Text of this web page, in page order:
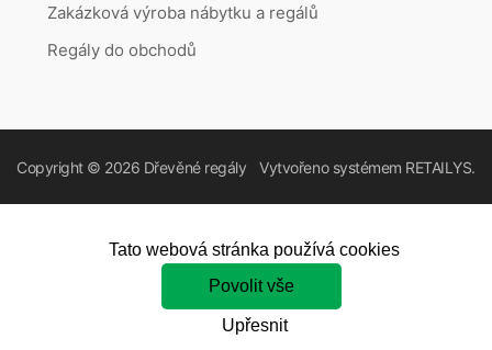
Zakázková výroba nábytku a regálů
Regály do obchodů
Copyright © 2026 Dřevěné regály Vytvořeno systémem RETAILYS.
Tato webová stránka používá cookies
Povolit vše
Upřesnit